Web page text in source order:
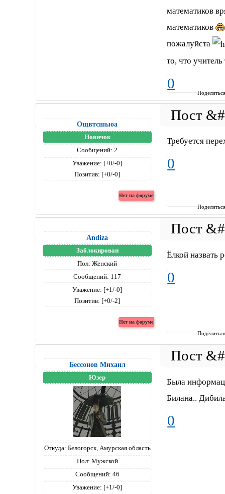
математиков
математиков
пожалуйста
то, что
0
Ощвтсшыоа
Новичок
Сообщений: 2
Уважение: [+0/-0]
Позитив: [+0/-0]
Требуется
0
Andiza
Заблокирован
Пол: Женский
Сообщений: 117
Уважение: [+1/-0]
Позитив: [+0/-2]
Ёлкой назвать
0
Бессонов Михаил
Юзер
Откуда: Белогорск, Амурская область
Пол: Мужской
Сообщений: 46
Уважение: [+1/-0]
Была
Билана..
0